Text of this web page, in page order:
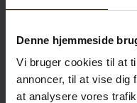
Denne hjemmeside
Vi bruger cookies til at
annoncer, til at vise dig
at analysere vores